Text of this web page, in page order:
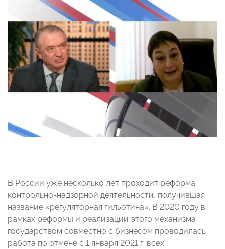
В России уже несколько лет проходит реформа
контрольно-надзорной деятельности, получившая
название «регуляторная гильотина». В 2020 году в
рамках реформы и реализации этого механизма
государством совместно с бизнесом проводилась
работа по отмене с 1 января 2021 г. всех